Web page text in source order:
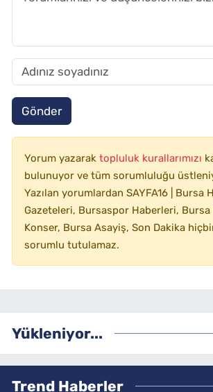
Gönder
Yorum yazarak topluluk kurallarımızı
bulunuyor ve tüm sorumluluğu
Yazılan yorumlardan SAYFA16 | Bursa
Gazeteleri, Bursaspor Haberleri, Bursa
Konser, Bursa Asayiş, Son Dakika
sorumlu tutulamaz.
Yükleniyor...
Trend Haberler